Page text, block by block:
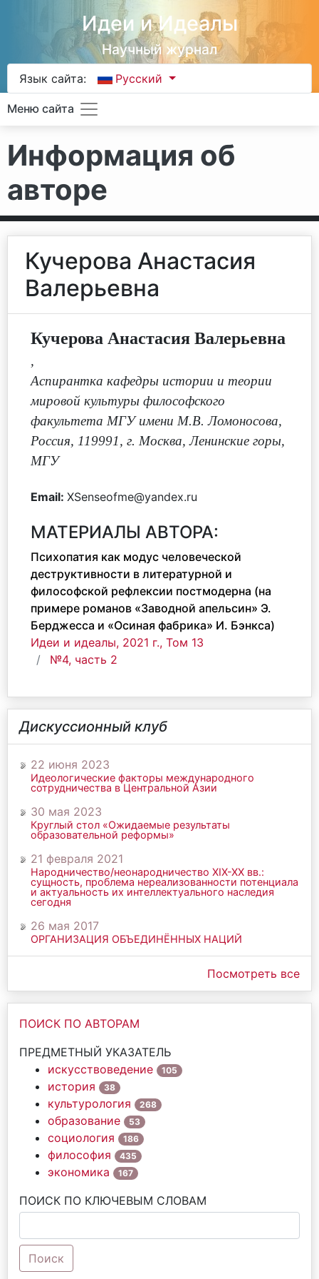
Идеи и Идеалы
Научный журнал
Язык сайта: Русский
Меню сайта
Информация об
авторе
Кучерова Анастасия
Валерьевна
Кучерова Анастасия Валерьевна
,
Аспирантка кафедры истории и теории
мировой культуры философского
факультета МГУ имени М.В. Ломоносова,
Россия, 119991, г. Москва, Ленинские горы,
МГУ
Email: XSenseofme@yandex.ru
МАТЕРИАЛЫ АВТОРА:
Психопатия как модус человеческой
деструктивности в литературной и
философской рефлексии постмодерна (на
примере романов «Заводной апельсин» Э.
Берджесса и «Осиная фабрика» И. Бэнкса)
Идеи и идеалы, 2021 г., Том 13
№4, часть 2
Дискуссионный клуб
22 июня 2023
Идеологические факторы международного
сотрудничества в Центральной Азии
30 мая 2023
Круглый стол «Ожидаемые результаты
образовательной реформы»
21 февраля 2021
Народничество/неонародничество ХIХ-ХХ вв.:
сущность, проблема нереализованности потенциала
и актуальность их интеллектуального наследия
сегодня
26 мая 2017
ОРГАНИЗАЦИЯ ОБЪЕДИНЁННЫХ НАЦИЙ
Посмотреть все
ПОИСК ПО АВТОРАМ
ПРЕДМЕТНЫЙ УКАЗАТЕЛЬ
искусствоведение
105
история 38
культурология 268
образование 53
социология 186
философия 435
экономика 167
ПОИСК ПО КЛЮЧЕВЫМ СЛОВАМ
Поиск